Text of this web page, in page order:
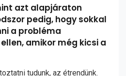
azt alapjáraton
pedig, hogy sokkal
a probléma
amikor még kicsi a
tudunk, az étrendünk.